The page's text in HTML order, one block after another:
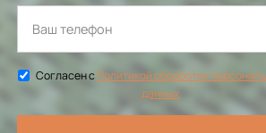
Согласен сПолитикой обработки
данных